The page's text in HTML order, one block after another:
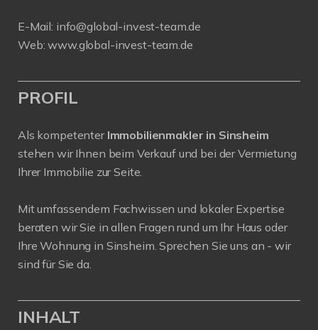
E-Mail: info@global-invest-team.de
Web:www.global-invest-team.de
PROFIL
Als kompetenter Immobilienmakler in Sinsheim
stehen wir Ihnen beim Verkauf und bei der Vermietung
Ihrer Immobilie zur Seite.
Mit umfassendem Fachwissen und lokaler Expertise
beraten wir Sie in allen Fragen rund um Ihr Haus oder
Ihre Wohnung in Sinsheim. Sprechen Sie uns an - wir
sind für Sie da.
INHALT